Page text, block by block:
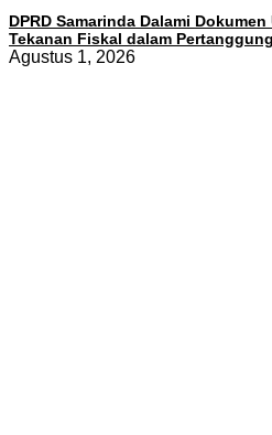
DPRD Samarinda Dalami
Tekanan Fiskal dalam
Agustus 1, 2026